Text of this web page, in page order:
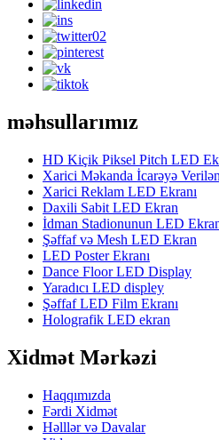
məhsullarımız
HD Kiçik Piksel Pitch LED
Xarici Məkanda İcarəyə
Xarici Reklam LED Ekranı
Daxili Sabit LED Ekran
İdman Stadionunun LED
Şəffaf və Mesh LED Ekran
LED Poster Ekranı
Dance Floor LED Display
Yaradıcı LED displey
Şəffaf LED Film Ekranı
Holografik LED ekran
Xidmət Mərkəzi
Haqqımızda
Fərdi Xidmət
Həlllər və Davalar